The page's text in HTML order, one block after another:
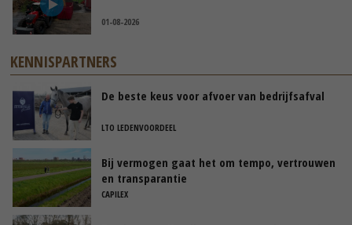
01-08-2026
KENNISPARTNERS
De beste keus voor afvoer van bedrijfsafval
LTO LEDENVOORDEEL
Bij vermogen gaat het om tempo, vertrouwen
en transparantie
CAPILEX